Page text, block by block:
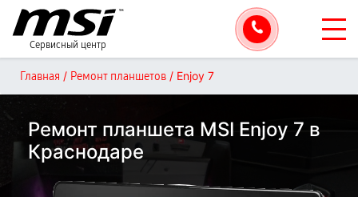
Сервисный центр
Главная / Ремонт планшетов / Enjoy 7
Ремонт планшета MSI Enjoy 7 в
Краснодаре